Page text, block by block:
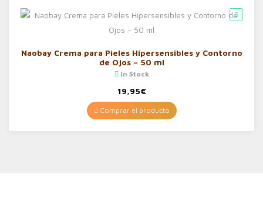
Naobay Crema para Pieles Hipersensibles y Contorno
de Ojos – 50 ml
In Stock
19,95€
Comprar el producto